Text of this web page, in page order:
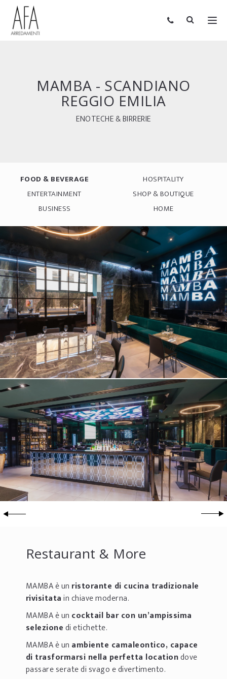
MAMBA - SCANDIANO
REGGIO EMILIA
ENOTECHE & BIRRERIE
FOOD & BEVERAGE
HOSPITALITY
ENTERTAINMENT
SHOP & BOUTIQUE
BUSINESS
HOME
Restaurant & More
MAMBA è un ristorante di cucina tradizionale
rivisitatain chiave moderna.
MAMBA è un cocktail bar con un’ampissima
selezionedi etichette.
MAMBA è un ambiente camaleontico, capace
di trasformarsi nella perfetta locationdove
passare serate di svago e divertimento.